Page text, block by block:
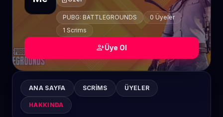
PUBG: BATTLEGROUNDS
0 Üyeler
1 Scrims
person_addÜye Ol
ANA SAYFA SCRIMS ÜYELER
HAKKINDA